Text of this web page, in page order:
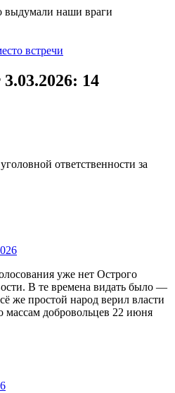
выдумали наши враги
встречи
: 14
ответственности за
уже нет Острого
В те времена видать было —
же простой народ верил власти
массам добровольцев 22 июня